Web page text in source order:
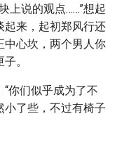
上说的观点……”想起
起来，起初郑风行还
中心坎，两个男人你
。
你们似乎成为了不
了些，不过有椅子